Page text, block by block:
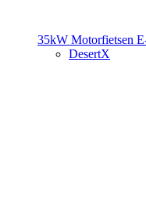
35kW Motorfietsen
DesertX